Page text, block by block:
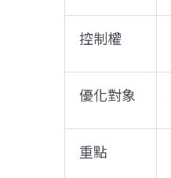
控制權
優化對象
重點